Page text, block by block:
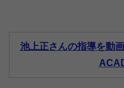
池上正さんの指導を動